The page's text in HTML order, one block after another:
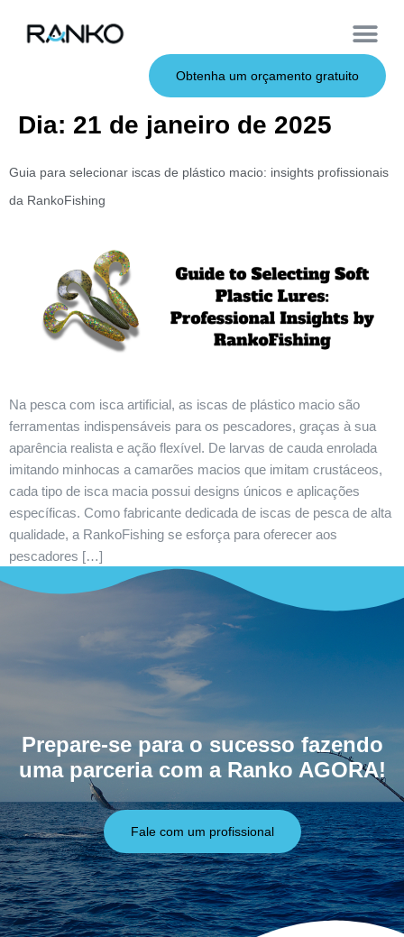
Obtenha um orçamento gratuito
Dia: 21 de janeiro de 2025
Guia para selecionar iscas de plástico macio: insights profissionais
da RankoFishing
Na pesca com isca artificial, as iscas de plástico macio são
ferramentas indispensáveis para os pescadores, graças à sua
aparência realista e ação flexível. De larvas de cauda enrolada
imitando minhocas a camarões macios que imitam crustáceos,
cada tipo de isca macia possui designs únicos e aplicações
específicas. Como fabricante dedicada de iscas de pesca de alta
qualidade, a RankoFishing se esforça para oferecer aos
pescadores […]
Prepare-se para o sucesso fazendo
uma parceria com a Ranko AGORA!
Fale com um profissional